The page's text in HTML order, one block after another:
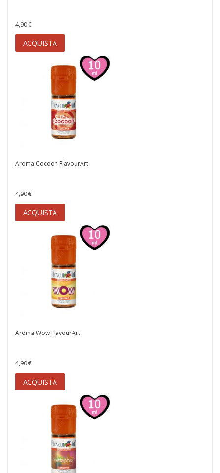
4,90 €
ACQUISTA
Aroma Cocoon FlavourArt
4,90 €
ACQUISTA
Aroma Wow FlavourArt
4,90 €
ACQUISTA